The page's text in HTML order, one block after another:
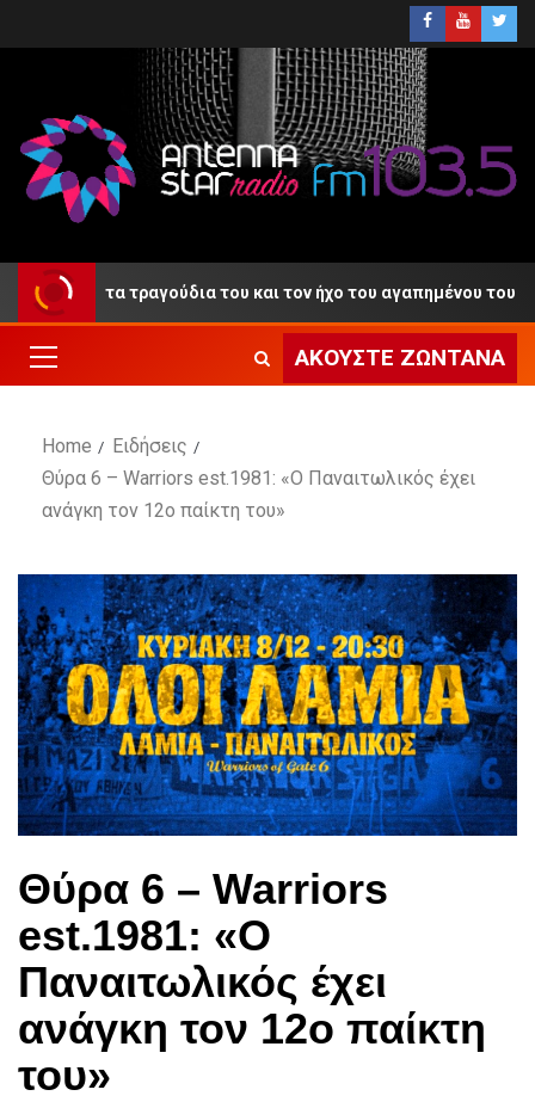
με τα τραγούδια του και τον ήχο του αγαπημένου του
ΑΚΟΎΣΤΕ ΖΩΝΤΑΝΆ
Home
Ειδήσεις
Θύρα 6 – Warriors est.1981: «Ο Παναιτωλικός έχει
ανάγκη τον 12ο παίκτη του»
Θύρα 6 – Warriors
est.1981: «Ο
Παναιτωλικός έχει
ανάγκη τον 12ο παίκτη
του»